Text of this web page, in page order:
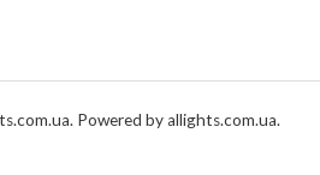
Powered by allights.com.ua.